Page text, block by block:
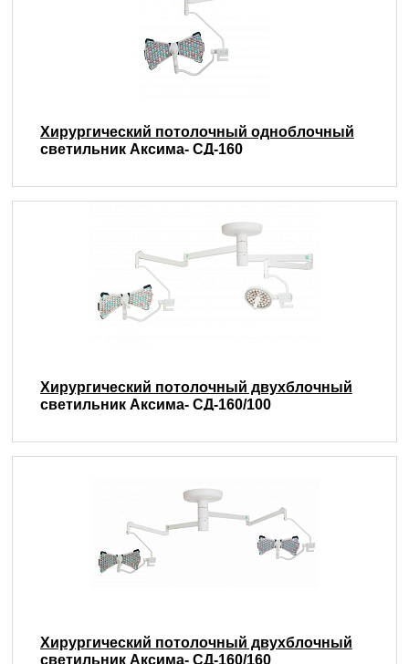
Хирургический потолочный одноблочный
светильник Аксима- СД-160
Хирургический потолочный двухблочный
светильник Аксима- СД-160/100
Хирургический потолочный двухблочный
светильник Аксима- СД-160/160